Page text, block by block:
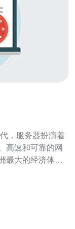
高速和可靠的网
最大的经济体之
器的关键因素。